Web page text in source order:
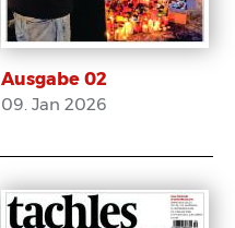
Ausgabe 02
09. Jan 2026